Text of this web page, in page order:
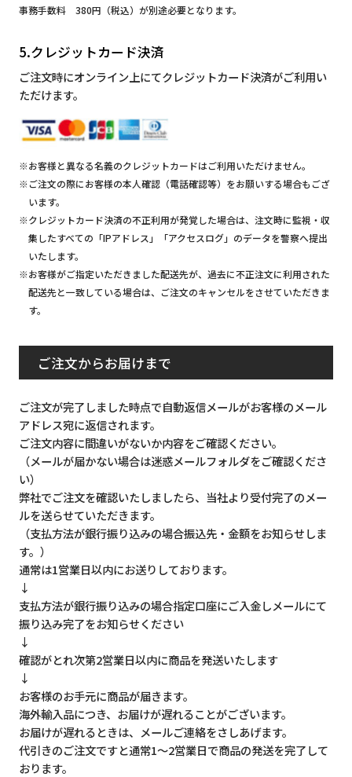
事務手数料 380円（税込）が別途必要となります。
5.クレジットカード決済
ご注文時にオンライン上にてクレジットカード決済がご利用い
ただけます。
※お客様と異なる名義のクレジットカードはご利用いただけません。
※ご注文の際にお客様の本人確認（電話確認等）をお願いする場合もござ
います。
※クレジットカード決済の不正利用が発覚した場合は、注文時に監視・収
集したすべての「IPアドレス」「アクセスログ」のデータを警察へ提出
いたします。
※お客様がご指定いただきました配送先が、過去に不正注文に利用された
配送先と一致している場合は、ご注文のキャンセルをさせていただきま
す。
ご注文からお届けまで
ご注文が完了しました時点で自動返信メールがお客様のメール
アドレス宛に返信されます。
ご注文内容に間違いがないか内容をご確認ください。
（メールが届かない場合は迷惑メールフォルダをご確認くださ
い）
弊社でご注文を確認いたしましたら、当社より受付完了のメー
ルを送らせていただきます。
（支払方法が銀行振り込みの場合振込先・金額をお知らせしま
す。）
通常は1営業日以内にお送りしております。
↓
支払方法が銀行振り込みの場合指定口座にご入金しメールにて
振り込み完了をお知らせください
↓
確認がとれ次第2営業日以内に商品を発送いたします
↓
お客様のお手元に商品が届きます。
海外輸入品につき、お届けが遅れることがございます。
お届けが遅れるときは、メールご連絡をさしあげます。
代引きのご注文ですと通常1～2営業日で商品の発送を完了して
おります。